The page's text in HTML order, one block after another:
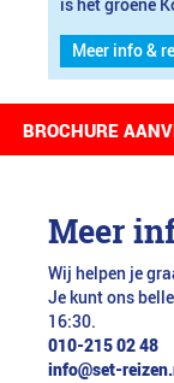
is het groene
Meer info &
BROCHURE
Meer
Wij helpen je
Je kunt ons
16:30.
010-215 02 48
info@set-